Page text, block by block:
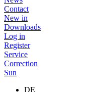
Contact
New in
Downloads
Log in
Register
Service
Correction
Sun
DE